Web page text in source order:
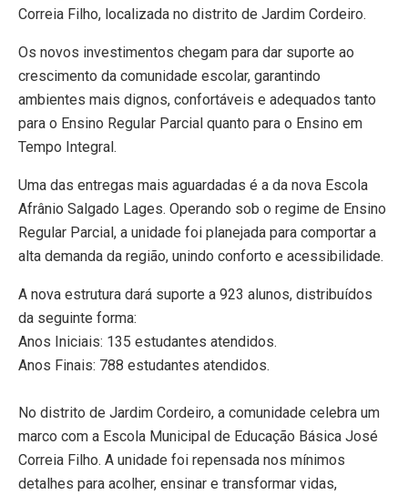
Correia Filho, localizada no distrito de Jardim Cordeiro.
​Os novos investimentos chegam para dar suporte ao
crescimento da comunidade escolar, garantindo
ambientes mais dignos, confortáveis e adequados tanto
para o Ensino Regular Parcial quanto para o Ensino em
Tempo Integral.
​Uma das entregas mais aguardadas é a da nova Escola
Afrânio Salgado Lages. Operando sob o regime de Ensino
Regular Parcial, a unidade foi planejada para comportar a
alta demanda da região, unindo conforto e acessibilidade.
​A nova estrutura dará suporte a 923 alunos, distribuídos
da seguinte forma:
​Anos Iniciais: 135 estudantes atendidos.
​Anos Finais: 788 estudantes atendidos.
​No distrito de Jardim Cordeiro, a comunidade celebra um
marco com a Escola Municipal de Educação Básica José
Correia Filho. A unidade foi repensada nos mínimos
detalhes para acolher, ensinar e transformar vidas,